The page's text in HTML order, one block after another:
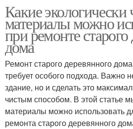
Какие экологически
материалы можно
при ремонте старого
дома
Ремонт старого деревянного
требует особого подхода. Важно
здание, но и сделать это
чистым способом. В этой статье
материалы можно использовать
ремонта старого деревянного